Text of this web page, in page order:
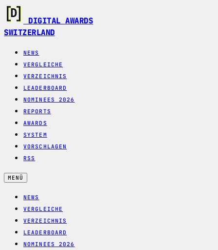
DIGITAL AWARDS
SWITZERLAND
NEWS
VERGLEICHE
VERZEICHNIS
LEADERBOARD
NOMINEES 2026
REPORTS
AWARDS
SYSTEM
VORSCHLAGEN
RSS
MENÜ
NEWS
VERGLEICHE
VERZEICHNIS
LEADERBOARD
NOMINEES 2026